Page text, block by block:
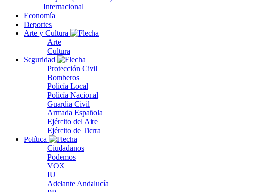
Internacional
Economía
Deportes
Arte y Cultura
Arte
Cultura
Seguridad
Protección Civil
Bomberos
Policía Local
Policía Nacional
Guardia Civil
Armada Española
Ejército del Aire
Ejército de Tierra
Política
Ciudadanos
Podemos
VOX
IU
Adelante Andalucía